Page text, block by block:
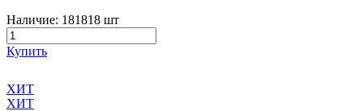
Наличие: 181818 шт
Купить
ХИТ
ХИТ